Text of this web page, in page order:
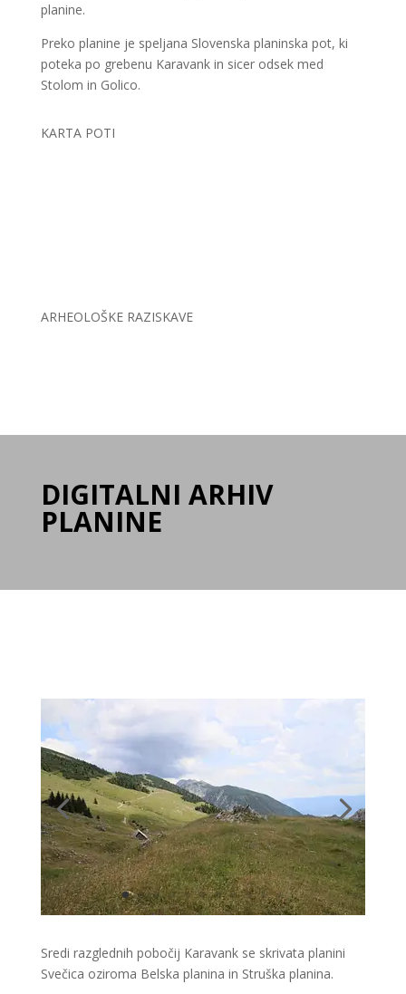
planine.
Preko planine je speljana Slovenska planinska pot, ki
poteka po grebenu Karavank in sicer odsek med
Stolom in Golico.
KARTA POTI
ARHEOLOŠKE RAZISKAVE
DIGITALNI ARHIV
PLANINE
Sredi razglednih pobočij Karavank se skrivata planini
Svečica oziroma Belska planina in Struška planina.